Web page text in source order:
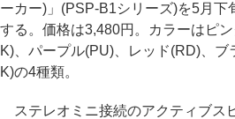
ーカー)」(PSP-B1シリーズ)を5月下
する。価格は3,480円。カラーはピ
K)、パープル(PU)、レッド(RD)、ブ
K)の4種類。
ステレオミニ接続のアクティブス